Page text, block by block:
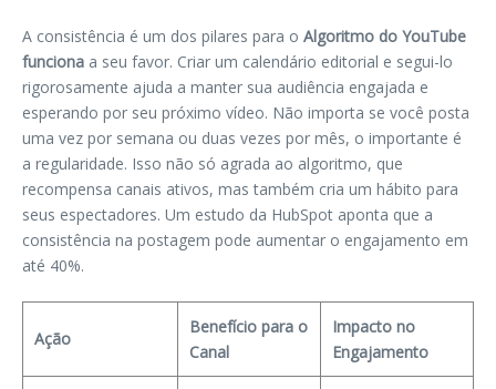
A consistência é um dos pilares para o Algoritmo do YouTube
funciona a seu favor. Criar um calendário editorial e segui-lo
rigorosamente ajuda a manter sua audiência engajada e
esperando por seu próximo vídeo. Não importa se você posta
uma vez por semana ou duas vezes por mês, o importante é
a regularidade. Isso não só agrada ao algoritmo, que
recompensa canais ativos, mas também cria um hábito para
seus espectadores. Um estudo da HubSpot aponta que a
consistência na postagem pode aumentar o engajamento em
até 40%.
Ação
Benefício para o
Canal
Impacto no
Engajamento